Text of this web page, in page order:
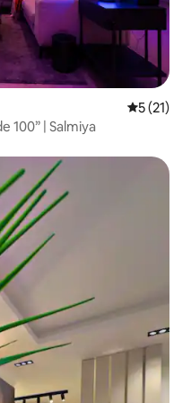
5 (21)
100” | Salmiya